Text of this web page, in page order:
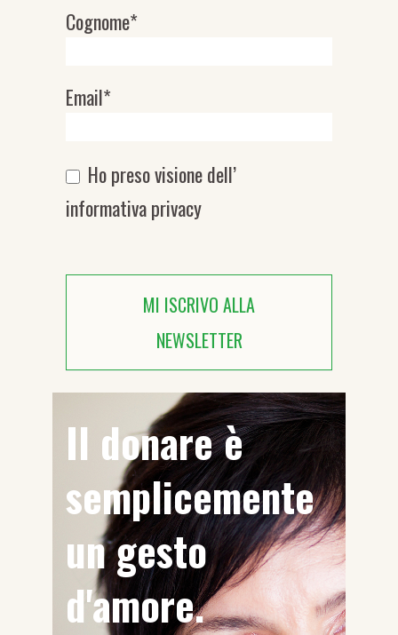
Cognome*
Email*
Ho preso visione dell’
informativa privacy
MI ISCRIVO ALLA
NEWSLETTER
Il donare è
semplicemente
un gesto
d'amore.